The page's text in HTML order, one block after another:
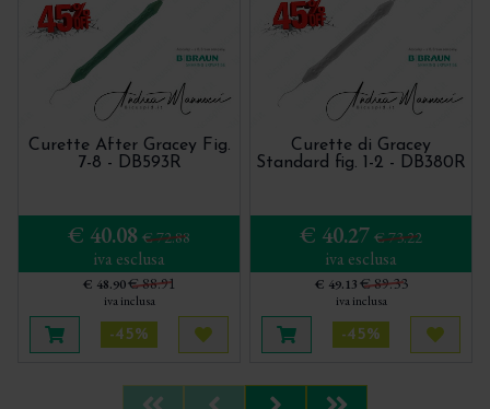
Curette After Gracey Fig.
7-8 - DB593R
€ 40.08 € 72.88
iva esclusa
€ 48.90€ 88.91
iva inclusa
Aggiungi al carrello
-45%
Acquista più tardi
Curette di Gracey
Standard fig. 1-2 - DB380R
€ 40.27 € 73.22
iva esclusa
€ 49.13€ 89.33
iva inclusa
Aggiungi al carrello
-45%